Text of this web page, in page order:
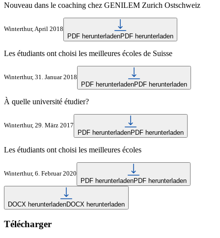
Nouveau dans le coaching chez GENILEM Zurich Ostschweiz
Winterthur, April 2018
PDF herunterladen
PDF herunterladen
Les étudiants ont choisi les meilleures écoles de Suisse
Winterthur, 31. Januar 2018
PDF herunterladen
PDF herunterladen
À quelle université étudier?
Winterthur, 29. März 2017
PDF herunterladen
PDF herunterladen
Les étudiants ont choisi les meilleures écoles
Winterthur, 6. Februar 2020
PDF herunterladen
PDF herunterladen
DOCX herunterladen DOCX herunterladen
Télécharger